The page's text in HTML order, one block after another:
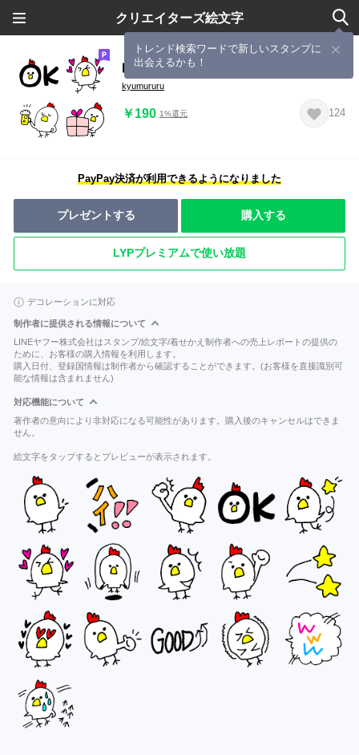
クリエイターズ絵文字
トレンド検索ワードで新しいスタンプに
出会えるかも！
昭和のにわとり ～使えるにわとり～
kyumururu
￥190 1%還元 124
PayPay決済が利用できるようになりました
プレゼントする 購入する
LYPプレミアムで使い放題
デコレーションに対応
制作者に提供される情報について
LINEヤフー株式会社はスタンプ/絵文字/着せかえ制作者への売上レポートの提供の
ために、お客様の購入情報を利用します。
購入日付、登録国情報は制作者から確認することができます。(お客様を直接識別可
能な情報は含まれません)
対応機能について
著作者の意向により非対応になる可能性があります。購入後のキャンセルはできま
せん。
絵文字をタップするとプレビューが表示されます。